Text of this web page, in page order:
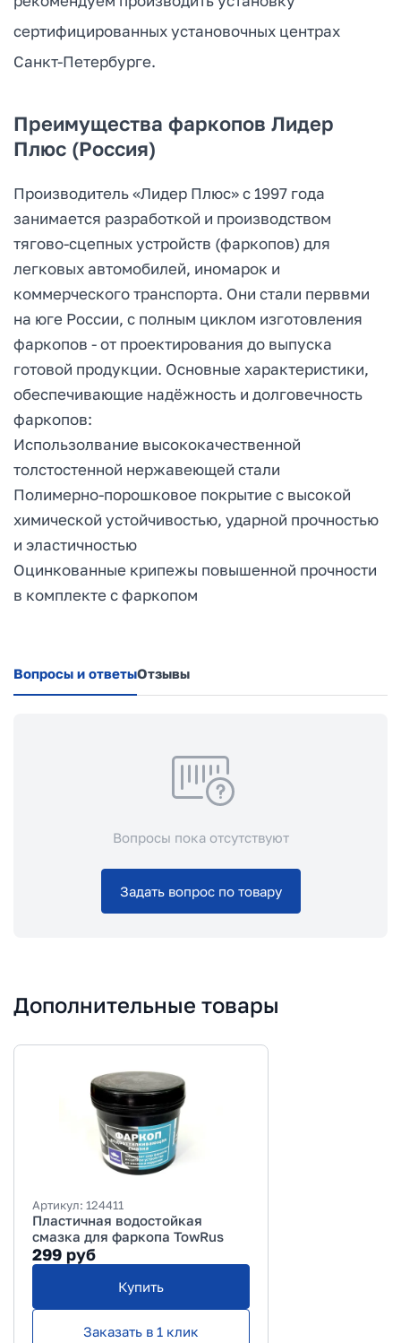
сертифицированных установочных центрах
Санкт-Петербурге.
Преимущества фаркопов Лидер
Плюс (Россия)
Производитель «Лидер Плюс» с 1997 года
занимается разработкой и производством
тягово-сцепных устройств (фаркопов) для
легковых автомобилей, иномарок и
коммерческого транспорта. Они стали перввми
на юге России, с полным циклом изготовления
фаркопов - от проектирования до выпуска
готовой продукции. Основные характеристики,
обеспечивающие надёжность и долговечность
фаркопов:
Использолвание высококачественной
толстостенной нержавеющей стали
Полимерно-порошковое покрытие с высокой
химической устойчивостью, ударной прочностью
и эластичностью
Оцинкованные крипежы повышенной прочности
в комплекте с фаркопом
Вопросы и ответыОтзывы
Вопросы пока отсутствуют
Задать вопрос по товару
Дополнительные товары
Артикул: 124411
Пластичная водостойкая
смазка для фаркопа TowRus
299 руб
Купить
Заказать в 1 клик